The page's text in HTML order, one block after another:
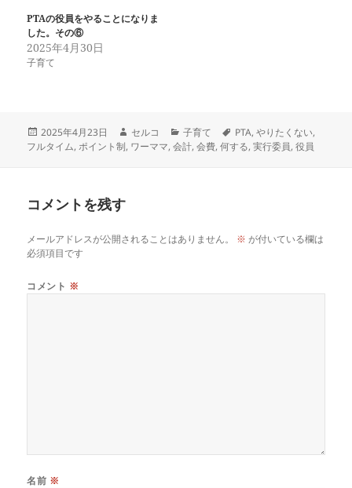
PTAの役員をやることになりま
した。その⑥
2025年4月30日
子育て
投
稿
2025年4月23日
作
成
セルコ
カ
テ
子育て
タ
グ
PTA,やりたくない,
フルタイム,ポイント制, ワーママ,会計,会費,何する,実行委員,役員
コメントを残す
メールアドレスが公開されることはありません。 ※ が付いている欄は
必須項目です
コメント ※
名前 ※